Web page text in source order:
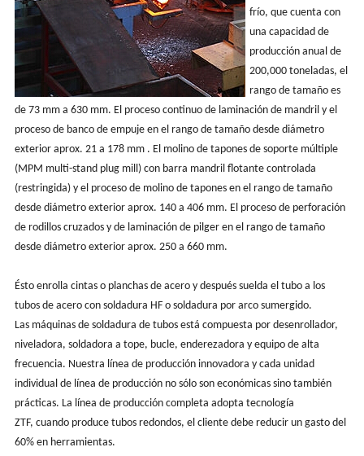
frío, que cuenta con
una capacidad de
producción anual de
200,000 toneladas, el
rango de tamaño es
de 73 mm a 630 mm. El proceso continuo de laminación de mandril y el
proceso de banco de empuje en el rango de tamaño desde diámetro
exterior aprox. 21 a 178 mm . El molino de tapones de soporte múltiple
(MPM multi-stand plug mill) con barra mandril flotante controlada
(restringida) y el proceso de molino de tapones en el rango de tamaño
desde diámetro exterior aprox. 140 a 406 mm. El proceso de perforación
de rodillos cruzados y de laminación de pilger en el rango de tamaño
desde diámetro exterior aprox. 250 a 660 mm.
Ésto enrolla cintas o planchas de acero y después suelda el tubo a los
tubos de acero con soldadura HF o soldadura por arco sumergido.
Las máquinas de soldadura de tubos está compuesta por desenrollador,
niveladora, soldadora a tope, bucle, enderezadora y equipo de alta
frecuencia. Nuestra línea de producción innovadora y cada unidad
individual de línea de producción no sólo son económicas sino también
prácticas. La línea de producción completa adopta tecnología
ZTF, cuando produce tubos redondos, el cliente debe reducir un gasto del
60% en herramientas.